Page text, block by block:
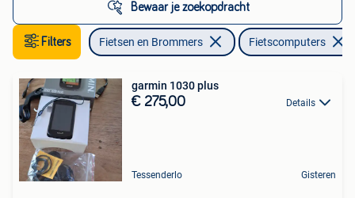
Bewaar je zoekopdracht
Filters Fietsen en Brommers Fietscomputers
garmin 1030 plus
€ 275,00 Details
Tessenderlo Gisteren